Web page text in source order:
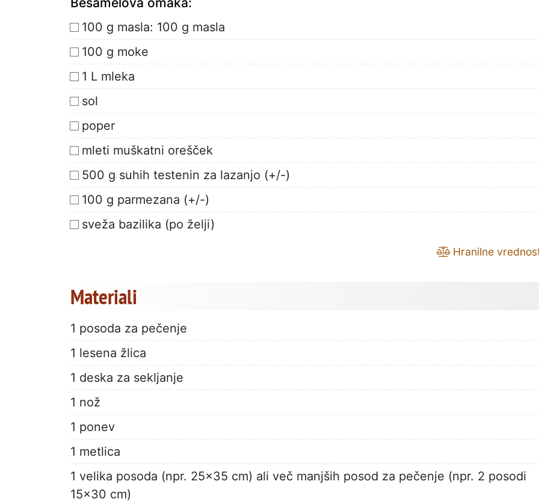
100 g masla: 100 g masla
100 g moke
1 L mleka
sol
poper
mleti muškatni orešček
500 g suhih testenin za lazanjo (+/-)
100 g parmezana (+/-)
sveža bazilika (po želji)
Hranilne
Materiali
1 posoda za pečenje
1 lesena žlica
1 deska za sekljanje
1 nož
1 ponev
1 metlica
1 velika posoda (npr. 25x35 cm) ali več manjših posod za pečenje (npr. 2 posodi
15x30 cm)